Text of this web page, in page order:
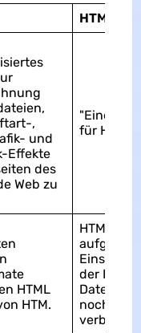
HTM
,
und
Effekte
des
Web zu
"Eine
für HTML."
HTML
HTM.
HTM-
aufgrund
der HTML-
noch sehr
verbreitet.